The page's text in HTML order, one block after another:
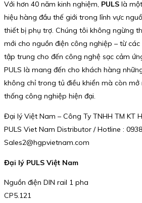
Với hơn 40 năm kinh nghiệm, PULS là
hiệu hàng đầu thế giới trong lĩnh vực
thiết bị phụ trợ. Chúng tôi không ngừng
mới cho nguồn điện công nghiệp – từ
tập trung cho đến công nghệ sạc cảm
PULS là mang đến cho khách hàng
không chỉ trong tủ điều khiển mà còn
thống công nghiệp hiện đại.
Đại lý Việt Nam – Công Ty TNHH TM KT
PULS Viet Nam Distributor / Hotline :
Sales2@hgpvietnam.com
Đại lý PULS Việt Nam
Nguồn điện DIN rail 1 pha
CP5.121